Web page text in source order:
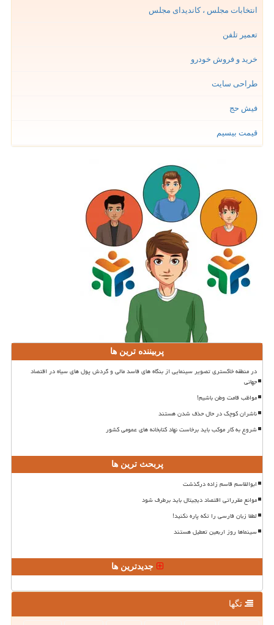
انتخابات مجلس ، کاندیدای مجلس
تعمیر تلفن
خرید و فروش خودرو
طراحی سایت
فیش حج
قیمت بیسیم
پربیننده ترین ها
در منطقه خاکستری تصویر سینمایی از بنگاه های فاسد مالی و گردش پول های سیاه در اقتصاد
جهانی
مواظب قامت وطن باشیم!
ناشران کوچک در حال حذف شدن هستند
شروع به کار موکب باید برخاست نهاد کتابخانه های عمومی کشور
پربحث ترین ها
ابوالقاسم قاسم زاده درگذشت
موانع مقرراتی اقتصاد دیجیتال باید برطرف شود
لطفا زبان فارسی را تکه پاره نکنید!
سینماها روز اربعین تعطیل هستند
جدیدترین ها
تگها